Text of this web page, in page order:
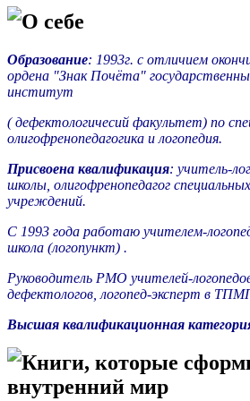
О себе
Образование: 1993г. с отличием
ордена "Знак Почёта"
институт
( дефектологичесий факультет) по
олигофренопедагогика и логопедия.
Присвоена квалификация: учитель-
школы, олигофренопедагог
учреждений.
С 1993 года работаю учителем-
школа (логопункт) .
Руководитель РМО учителей-
дефектологов, логопед-эксперт в
Высшая квалификационная
Книги, которые
внутренний мир